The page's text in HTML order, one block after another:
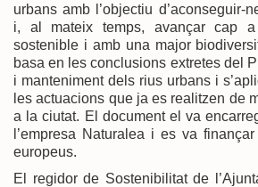
urbans amb l’objectiu d’aconseguir-
i, al mateix temps, avançar cap
sostenible i amb una major
basa en les conclusions extretes del
i manteniment dels rius urbans i
les actuacions que ja es realitzen de
a la ciutat. El document el va
l’empresa Naturalea i es va
europeus.
El regidor de Sostenibilitat de